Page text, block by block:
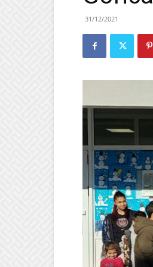
31/12/2021